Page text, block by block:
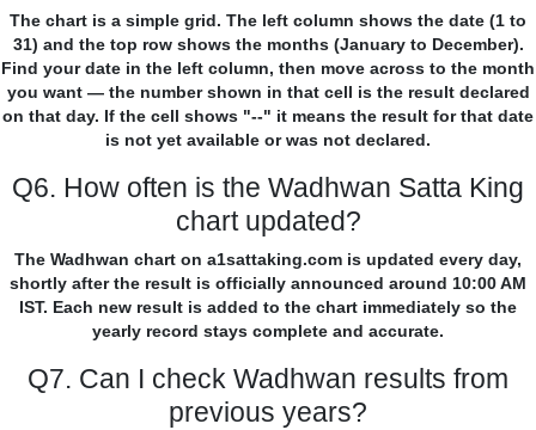
The chart is a simple grid. The left column shows the date (1 to
31) and the top row shows the months (January to December).
Find your date in the left column, then move across to the month
you want — the number shown in that cell is the result declared
on that day. If the cell shows "--" it means the result for that date
is not yet available or was not declared.
Q6. How often is the Wadhwan Satta King
chart updated?
The Wadhwan chart on a1sattaking.com is updated every day,
shortly after the result is officially announced around 10:00 AM
IST. Each new result is added to the chart immediately so the
yearly record stays complete and accurate.
Q7. Can I check Wadhwan results from
previous years?